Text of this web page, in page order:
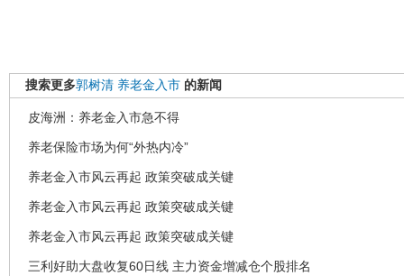
搜索更多郭树清 养老金入市 的新闻
皮海洲：养老金入市急不得
养老保险市场为何“外热内冷”
养老金入市风云再起 政策突破成关键
养老金入市风云再起 政策突破成关键
养老金入市风云再起 政策突破成关键
三利好助大盘收复60日线 主力资金增减仓个股排名